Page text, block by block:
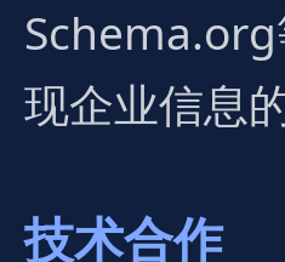
现企业信息
技术合作